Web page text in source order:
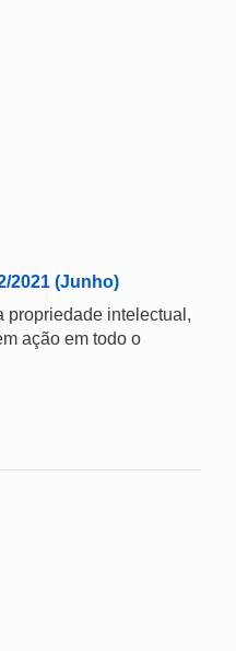
2021 (Junho)
propriedade intelectual,
ação em todo o